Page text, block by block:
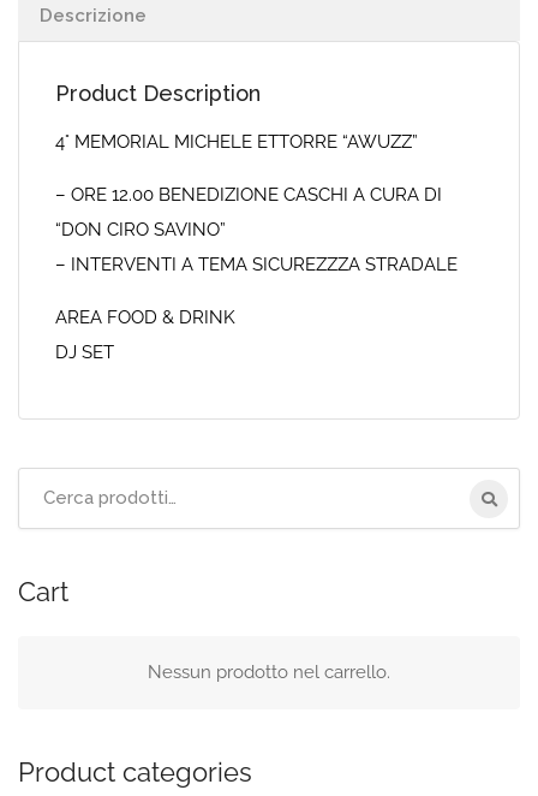
Descrizione
Product Description
4° MEMORIAL MICHELE ETTORRE “AWUZZ”
– ORE 12.00 BENEDIZIONE CASCHI A CURA DI
“DON CIRO SAVINO”
– INTERVENTI A TEMA SICUREZZZA STRADALE
AREA FOOD & DRINK
DJ SET
Cart
Nessun prodotto nel carrello.
Product categories